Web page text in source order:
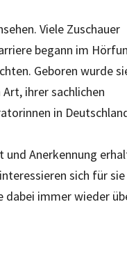
Viele Zuschauer
begann im
Geboren wurde
ihrer sachlichen
in
Anerkennung
sich für sie
dabei immer wieder